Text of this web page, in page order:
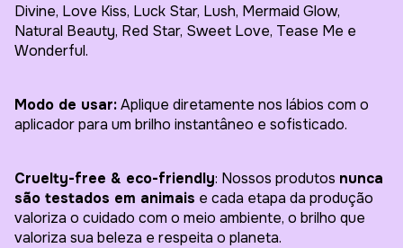
Divine, Love Kiss, Luck Star, Lush, Mermaid Glow,
Natural Beauty, Red Star, Sweet Love, Tease Me e
Wonderful.
Modo de usar:Aplique diretamente nos lábios com o
aplicador para um brilho instantâneo e sofisticado.
Cruelty-free & eco-friendly: Nossos produtos nunca
são testados em animais e cada etapa da produção
valoriza o cuidado com o meio ambiente, o brilho que
valoriza sua beleza e respeita o planeta.